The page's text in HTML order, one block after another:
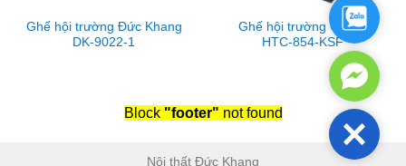
Ghế hội trường Đức Khang
DK-9022-1
Ghế hội trường Gauss
HTC-854-KSF
Block "footer" not found
Nội thất Đức Khang
Zalo
Close